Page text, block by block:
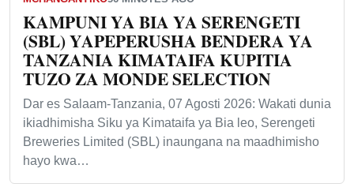
KAMPUNI YA BIA YA SERENGETI
(SBL) YAPEPERUSHA BENDERA YA
TANZANIA KIMATAIFA KUPITIA
TUZO ZA MONDE SELECTION
Dar es Salaam-Tanzania, 07 Agosti 2026: Wakati dunia
ikiadhimisha Siku ya Kimataifa ya Bia leo, Serengeti
Breweries Limited (SBL) inaungana na maadhimisho
hayo kwa…